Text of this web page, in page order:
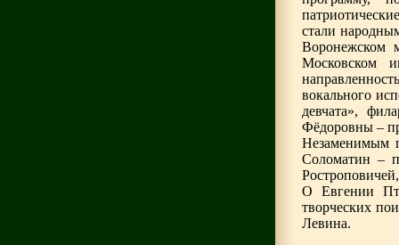
стали
Воронежском
Московском
вокального
девчата»,
Фёдоровны –
Незаменимым
Соломатин –
О Евгении
творческих
Левина.